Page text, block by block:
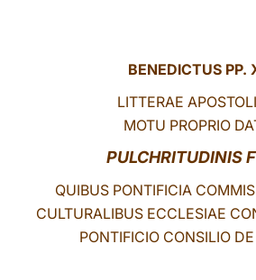
BENEDICTUS PP.
LITTERAE
MOTU PROPRIO
PULCHRITUDINIS
QUIBUS PONTIFICIA
CULTURALIBUS ECCLESIAE
PONTIFICIO CONSILIO